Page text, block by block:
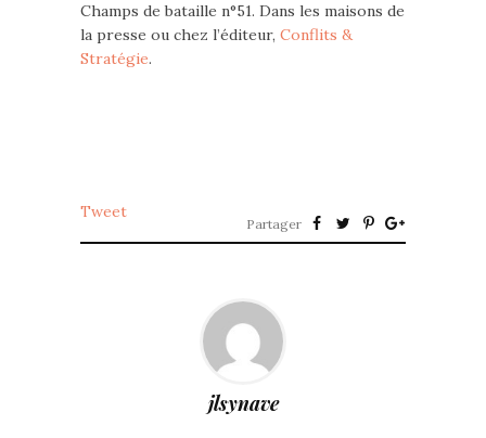
Champs de bataille n°51. Dans les maisons de
la presse ou chez l’éditeur, Conflits &
Stratégie.
Tweet
Partager
jlsynave